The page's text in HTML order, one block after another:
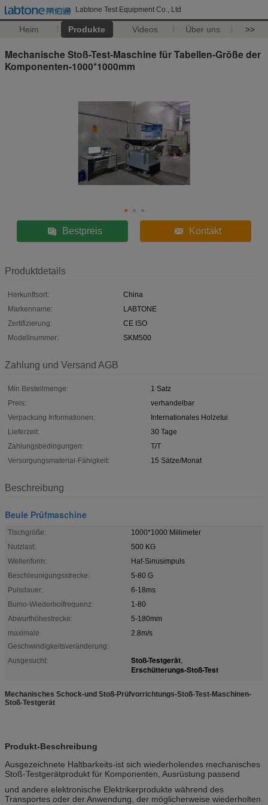
Labtone Test Equipment Co., Ltd
Heim Produkte Videos Über uns >>
Mechanische Stoß-Test-Maschine für Tabellen-Größe der
Komponenten-1000*1000mm
Bestpreis Kontakt
Produktdetails
Herkunftsort:
China
Markenname:
LABTONE
Zertifizierung:
CE ISO
Modellnummer:
SKM500
Zahlung und Versand AGB
Min Bestellmenge:
1 Satz
Preis:
verhandelbar
Verpackung Informationen:
Internationales Holzetui
Lieferzeit:
30 Tage
Zahlungsbedingungen:
T/T
Versorgungsmaterial-Fähigkeit:
15 Sätze/Monat
Beschreibung
Beule Prüfmaschine
Tischgröße:
1000*1000 Millimeter
Nutzlast:
500 KG
Wellenform:
Haf-Sinusimpuls
Beschleunigungsstrecke:
5-80 G
Pulsdauer:
6-18ms
Bumo-Wiederholfrequenz:
1-80
Abwurfhöhestrecke:
5-180mm
maximale
Geschwindigkeitsveränderung:
2.8m/s
Ausgesucht: Stoß-Testgerät,
Erschütterungs-Stoß-Test
Mechanisches Schock-und Stoß-Prüfvorrichtungs-Stoß-Test-Maschinen-
Stoß-Testgerät
Produkt-Beschreibung
Ausgezeichnete Haltbarkeits-ist sich wiederholendes mechanisches
Stoß-Testgerätprodukt für Komponenten, Ausrüstung passend
und andere elektronische Elektrikerprodukte während des
Transportes oder der Anwendung, der möglicherweise wiederholten